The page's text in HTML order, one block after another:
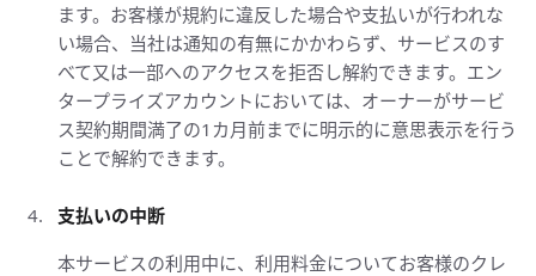
ます。お客様が規約に違反した場合や支払いが行われな
い場合、当社は通知の有無にかかわらず、サービスのす
べて又は一部へのアクセスを拒否し解約できます。エン
タープライズアカウントにおいては、オーナーがサービ
ス契約期間満了の1カ月前までに明示的に意思表示を行う
ことで解約できます。
支払いの中断
本サービスの利用中に、利用料金についてお客様のクレ